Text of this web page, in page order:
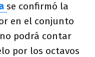
se confirmó la
en el conjunto
podrá contar
por los octavos